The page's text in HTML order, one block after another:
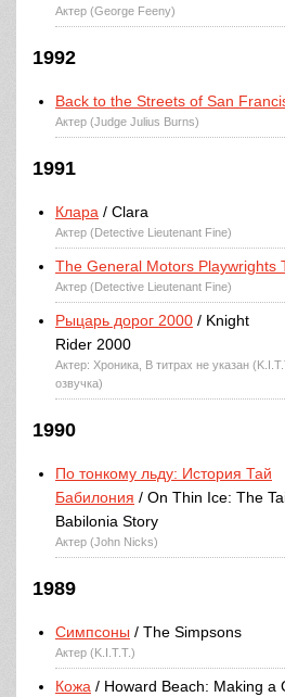
Актер (George Feeny)
1992
Back to the Streets of San
Актер (Judge Julius Burns)
1991
Клара / Clara
Актер (Detective Lieutenant Fine)
The General Motors Playwrights
Актер (Detective Lieutenant Fine)
Рыцарь дорог 2000 / Knight
Rider 2000
Актер: Хроника, В титрах не указан
озвучка)
1990
По тонкому льду: История Тай
Бабилония / On Thin Ice: The
Babilonia Story
Актер (John Nicks)
1989
Симпсоны / The Simpsons
Актер (K.I.T.T.)
Кожа / Howard Beach: Making a